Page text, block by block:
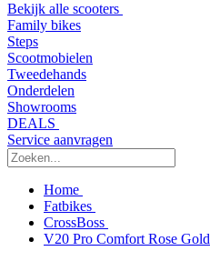
Bekijk alle scooters
Family bikes
Steps
Scootmobielen
Tweedehands
Onderdelen
Showrooms
DEALS
Service aanvragen
Home
Fatbikes
CrossBoss
V20 Pro Comfort Rose Gold